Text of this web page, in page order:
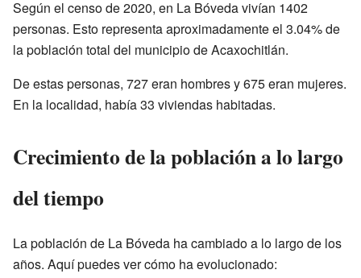
Según el censo de 2020, en La Bóveda vivían 1402
personas. Esto representa aproximadamente el 3.04% de
la población total del municipio de Acaxochitlán.
De estas personas, 727 eran hombres y 675 eran mujeres.
En la localidad, había 33 viviendas habitadas.
Crecimiento de la población a lo largo
del tiempo
La población de La Bóveda ha cambiado a lo largo de los
años. Aquí puedes ver cómo ha evolucionado: